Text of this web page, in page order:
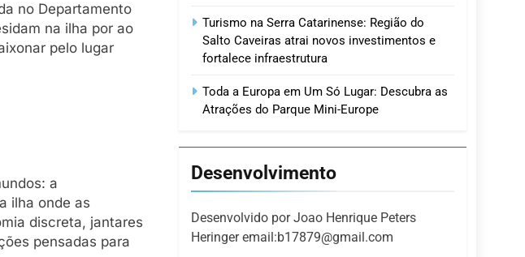
no Departamento
na ilha por ao
pelo lugar
a
ilha onde as
discreta, jantares
pensadas para
Turismo na Serra Catarinense: Região do
Salto Caveiras atrai novos investimentos e
fortalece infraestrutura
Toda a Europa em Um Só Lugar: Descubra as
Atrações do Parque Mini-Europe
Desenvolvimento
Desenvolvido por Joao Henrique Peters
Heringer email:b17879@gmail.com